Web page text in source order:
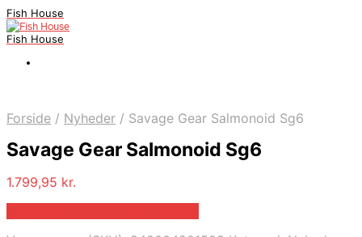
Fish House
Fish House
Forside / Nyheder / Savage Gear Salmonoid Sg6
Savage Gear Salmonoid Sg6
1.799,95 kr.